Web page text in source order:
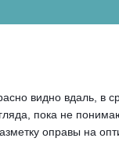
видно вдаль, в
пока не
оправы на